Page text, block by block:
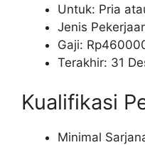
Untuk: Pria
Jenis
Gaji: Rp
Terakhir: 31
Kualifikasi
Minimal